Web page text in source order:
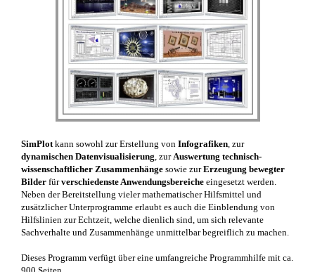
SimPlotkann sowohl zur Erstellung von Infografiken, zur
dynamischen Datenvisualisierung, zurAuswertung technisch-
wissenschaftlicher Zusammenhänge sowie zurErzeugung bewegter
Bilder fürverschiedenste Anwendungsbereiche eingesetzt werden.
Neben der Bereitstellung vieler mathematischer Hilfsmittel und
zusätzlicher Unterprogramme erlaubt es auch die Einblendung von
Hilfslinien zur Echtzeit, welche dienlich sind, um sich relevante
Sachverhalte und Zusammenhänge unmittelbar begreiflich zu machen.
Dieses Programm verfügt über eine umfangreiche Programmhilfe mit ca.